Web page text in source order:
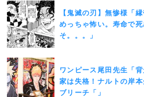
【鬼滅の刃】無惨様「
めっちゃ怖い。寿命で
そ。。。」
ワンピース尾田先生「
家は失格！ナルトの岸本
ブリーチ「」